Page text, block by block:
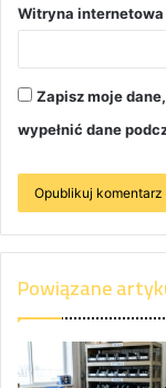
Witryna internetowa
Zapisz moje
wypełnić dane
Powiązane